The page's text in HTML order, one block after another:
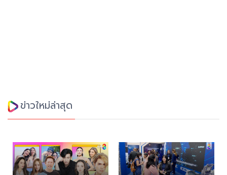
ข่าวใหม่ล่าสุด